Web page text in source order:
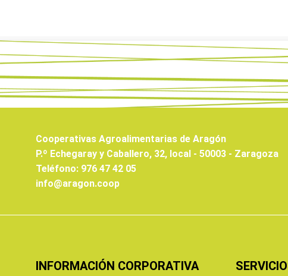
Cooperativas Agroalimentarias de Aragón
P.º Echegaray y Caballero, 32, local - 50003 - Zaragoza
Teléfono: 976 47 42 05
info@aragon.coop
INFORMACIÓN CORPORATIVA